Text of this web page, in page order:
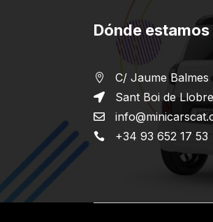
Dónde estamos
 C/ Jaume Balmes
 Sant Boi de

 +34 93 652 17 53